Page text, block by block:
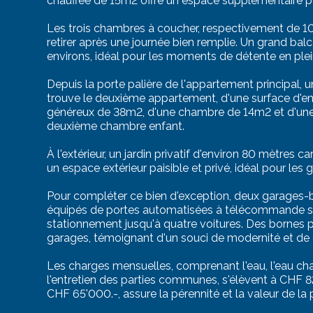
Les trois chambres à coucher, respectivement de
retirer après une journée bien remplie. Un grand
environs, idéal pour les moments de détente en
Depuis la porte palière de l'appartement principal,
trouve le deuxième appartement, d'une surface
généreux de 38m2, d'une chambre de 14m2 et
deuxième chambre enfant.
À l'extérieur, un jardin privatif d'environ 80 mètres
un espace extérieur paisible et privé, idéal pour les
Pour compléter ce bien d'exception, deux
équipés de portes automatisées à télécommande
stationnement jusqu'à quatre voitures. Des bornes
garages, témoignant d'un souci de modernité et
Les charges mensuelles, comprenant l'eau, l'eau
l'entretien des parties communes, s'élèvent à CHF
CHF 65'000.-, assure la pérennité et la valeur de la